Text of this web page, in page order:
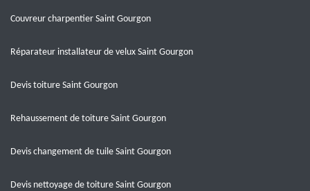
Couvreur charpentier Saint Gourgon
Réparateur installateur de velux Saint Gourgon
Devis toiture Saint Gourgon
Rehaussement de toiture Saint Gourgon
Devis changement de tuile Saint Gourgon
Devis nettoyage de toiture Saint Gourgon